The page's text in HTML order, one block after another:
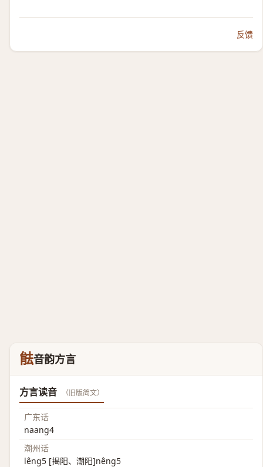
反馈
䏻音韵方言
方言读音 （旧版简文）
广东话
naang4
潮州话
lêng5 [揭阳、潮阳]nêng5